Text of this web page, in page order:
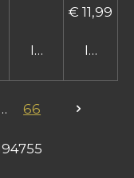
In
€ 11,99
In
66